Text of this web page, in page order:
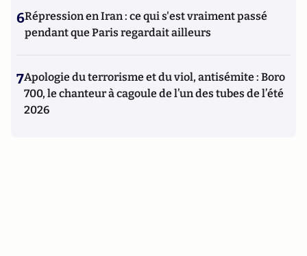
6Répression en Iran : ce qui s'est vraiment passé
pendant que Paris regardait ailleurs
7Apologie du terrorisme et du viol, antisémite : Boro
700, le chanteur à cagoule de l’un des tubes de l’été
2026